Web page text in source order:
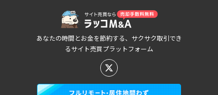
あなたの時間とお金を節約する、サクサク取引でき
るサイト売買プラットフォーム